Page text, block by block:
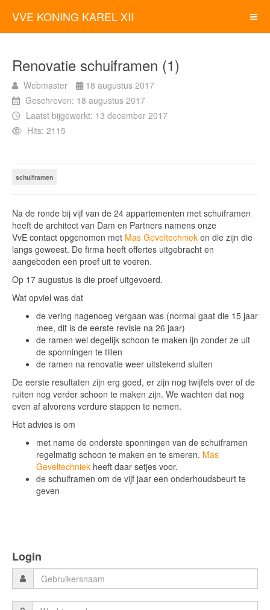
VVE KONING KAREL XII
Renovatie schuiframen (1)
Webmaster
18 augustus 2017
Geschreven: 18 augustus 2017
Laatst bijgewerkt: 13 december 2017
Hits: 2115
schuiframen
Na de ronde bij vijf van de 24 appartementen met schuiframen
heeft de architect van Dam en Partners namens onze
VvE contact opgenomen met Mas Geveltechniek en die zijn die
langs geweest. De firma heeft offertes uitgebracht en
aangeboden een proef uit te voeren.
Op 17 augustus is die proef uitgevoerd.
Wat opviel was dat
de vering nagenoeg vergaan was (normal gaat die 15 jaar
mee, dit is de eerste revisie na 26 jaar)
de ramen wel degelijk schoon te maken ijn zonder ze uit
de sponningen te tillen
de ramen na renovatie weer uitstekend sluiten
De eerste resultaten zijn erg goed, er zijn nog twijfels over of de
ruiten nog verder schoon te maken zijn. We wachten dat nog
even af alvorens verdure stappen te nemen.
Het advies is om
met name de onderste sponningen van de schuiframen
regelmatig schoon te maken en te smeren. Mas
Geveltechniek heeft daar setjes voor.
de schuiframen om de vijf jaar een onderhoudsbeurt te
geven
Login